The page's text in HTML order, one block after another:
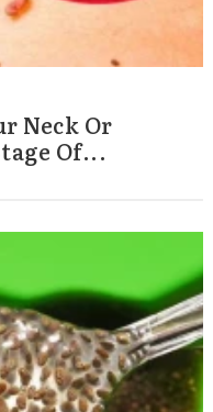
Neck Or
Of...